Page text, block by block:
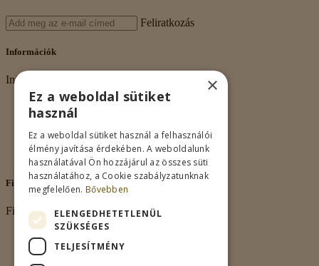
Feliratkozás
Információk
Információk
Rólunk
Adatkezelés
Vásárlási feltételek
Nagykereskedelem
Kapcsolat
Fiókom
Fiókom
Fiókom
Rendeléseim
Kívánságlista
×
Ez a weboldal sütiket
használ
Ez a weboldal sütiket használ a felhasználói
élmény javítása érdekében. A weboldalunk
használatával Ön hozzájárul az összes süti
használatához, a Cookie szabályzatunknak
megfelelően. Bővebben
ELENGEDHETETLENÜL
SZÜKSÉGES
TELJESÍTMÉNY